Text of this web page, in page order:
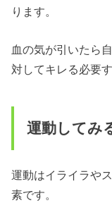
ります。
血の気が引いたら
対してキレる必要
運動してみ
運動はイライラや
素です。